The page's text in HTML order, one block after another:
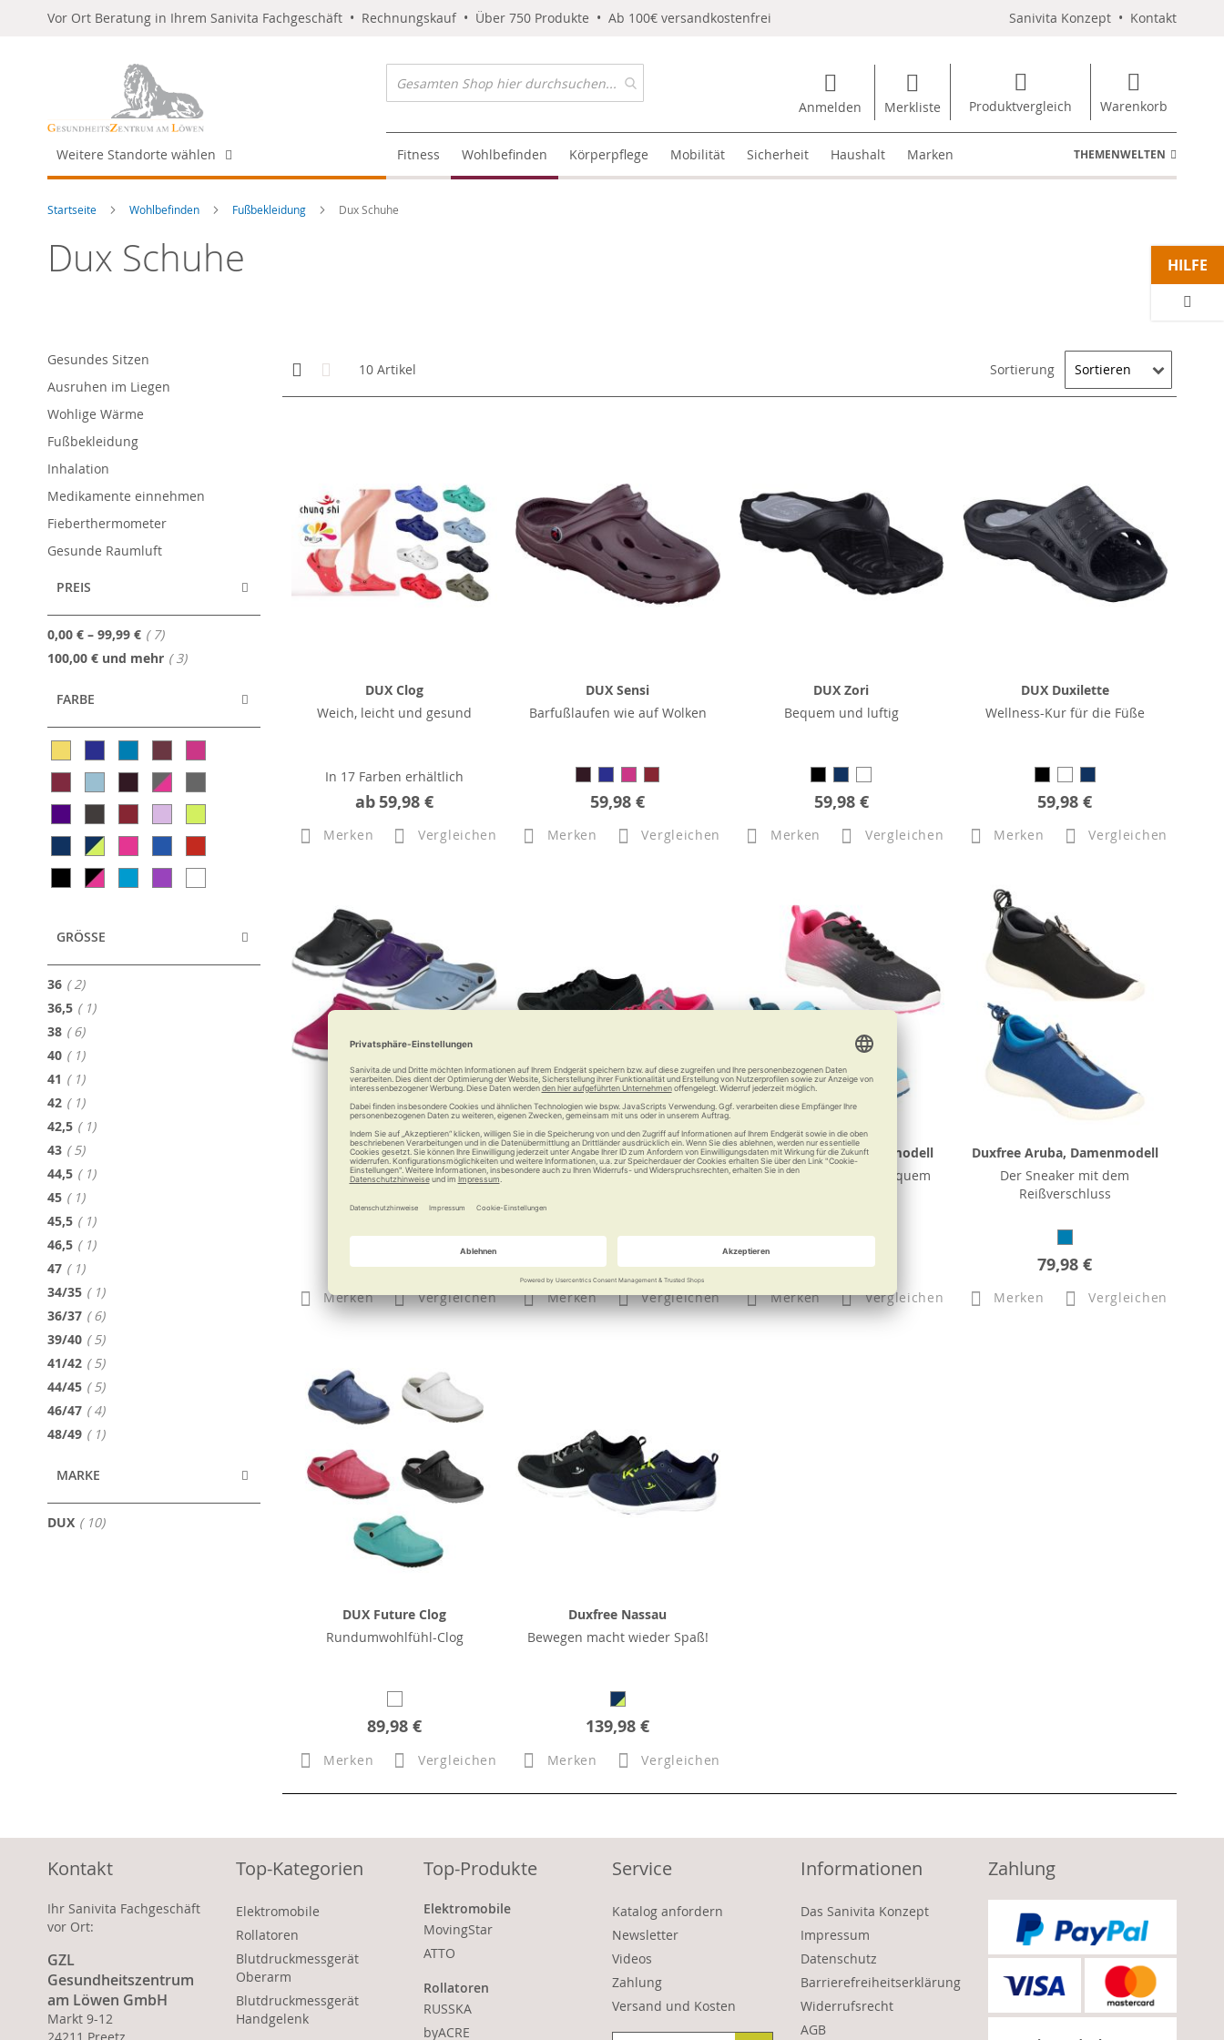
Vor Ort Beratung in Ihrem Sanivita Fachgeschäft • Rechnungskauf • Über 750 Produkte • Ab 100€ versandkostenfrei Sanivita Konzept • Kontakt
Anmelden Merkliste Produktvergleich Warenkorb
Weitere Standorte wählen Fitness Wohlbefinden Körperpflege Mobilität Sicherheit Haushalt Marken THEMENWELTEN
Startseite Wohlbefinden Fußbekleidung Dux Schuhe
Dux Schuhe
Anzeigen
als
Kachelansicht
10 Artikel Sortierung
DUX Clog
Weich, leicht und gesund
In 17 Farben erhältlich
ab 59,98 €
Merken Vergleichen
DUX Sensi
Barfußlaufen wie auf Wolken
59,98 €
Merken Vergleichen
DUX Zori
Bequem und luftig
59,98 €
Merken Vergleichen
DUX Duxilette
Wellness-Kur für die Füße
59,98 €
Merken Vergleichen
DUX Ortho Clog
Optimale Fußposition
In 6 Farben erhältlich
69,98 €
Merken Vergleichen
Duxfree Savannah
Bewegen macht wieder Spaß!
139,98 €
Merken Vergleichen
Duxfree Berlin, Damenmodell
Sportfreundlich und bequem
119,98 €
Merken Vergleichen
Duxfree Aruba, Damenmodell
Der Sneaker mit dem
Reißverschluss
79,98 €
Merken Vergleichen
DUX Future Clog
Rundumwohlfühl-Clog
89,98 €
Merken Vergleichen
Duxfree Nassau
Bewegen macht wieder Spaß!
139,98 €
Merken Vergleichen
Gesundes Sitzen
Ausruhen im Liegen
Wohlige Wärme
Fußbekleidung
Inhalation
Medikamente einnehmen
Fieberthermometer
Gesunde Raumluft
PREIS
0,00 € – 99,99 € 7Artikel
100,00 € und mehr 3Artikel
FARBE
GRÖSSE
36 2Artikel
36,5 1Artikel
38 6Artikel
40 1Artikel
41 1Artikel
42 1Artikel
42,5 1Artikel
43 5Artikel
44,5 1Artikel
45 1Artikel
45,5 1Artikel
46,5 1Artikel
47 1Artikel
34/35 1Artikel
36/37 6Artikel
39/40 5Artikel
41/42 5Artikel
44/45 5Artikel
46/47 4Artikel
48/49 1Artikel
MARKE
DUX 10Artikel
HILFE
Kontakt
Ihr Sanivita Fachgeschäft
vor Ort:
GZL
Gesundheitszentrum
am Löwen GmbH
Markt 9-12
Top-Kategorien
Elektromobile
Rollatoren
Blutdruckmessgerät
Oberarm
Blutdruckmessgerät
Handgelenk
Top-Produkte
Elektromobile
MovingStar
ATTO
Rollatoren
RUSSKA
byACRE
Service
Katalog anfordern
Newsletter
Videos
Zahlung
Versand und Kosten
Informationen
Das Sanivita Konzept
Impressum
Datenschutz
Barrierefreiheitserklärung
Widerrufsrecht
AGB
Zahlung